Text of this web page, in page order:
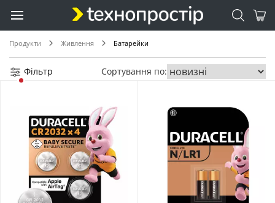
Продукти Живлення Батарейки
Фільтр Сортування по: